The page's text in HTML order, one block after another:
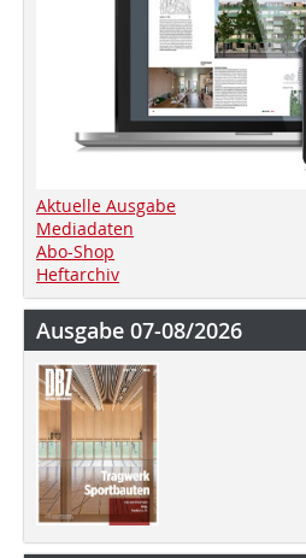
Aktuelle Ausgabe
Mediadaten
Abo-Shop
Heftarchiv
Ausgabe 07-08/2026